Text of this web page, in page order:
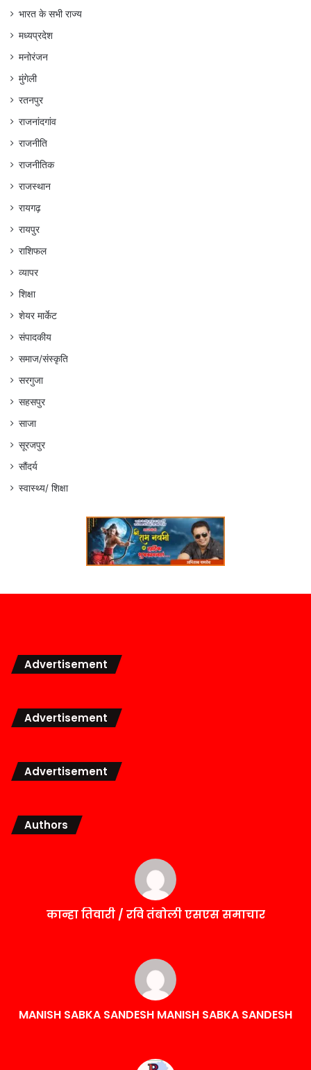
भारत के सभी राज्य
मध्यप्रदेश
मनोरंजन
मुंगेली
रतनपुर
राजनांदगांव
राजनीति
राजनीतिक
राजस्थान
रायगढ़
रायपुर
राशिफल
व्यापर
शिक्षा
शेयर मार्केट
संपादकीय
समाज/संस्कृति
सरगुजा
सहसपुर
साजा
सूरजपुर
सौंदर्य
स्वास्थ्य/ शिक्षा
Advertisement
Advertisement
Advertisement
Authors
कान्हा तिवारी / रवि तंबोली एसएस समाचार
MANISH SABKA SANDESH MANISH SABKA SANDESH